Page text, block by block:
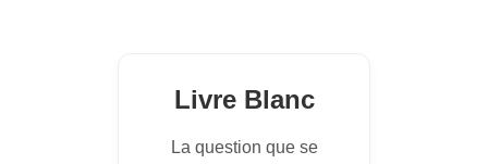
Livre Blanc
La question que se